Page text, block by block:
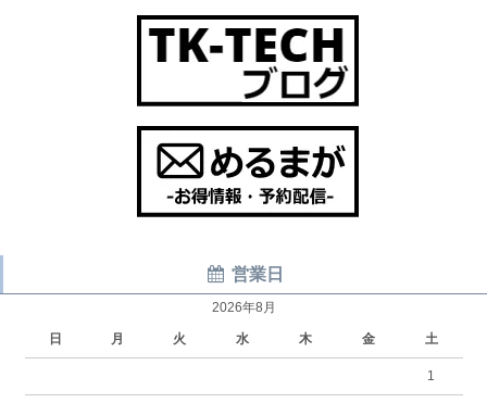
営業日
2026年8月
日 月 火 水 木 金 土
1